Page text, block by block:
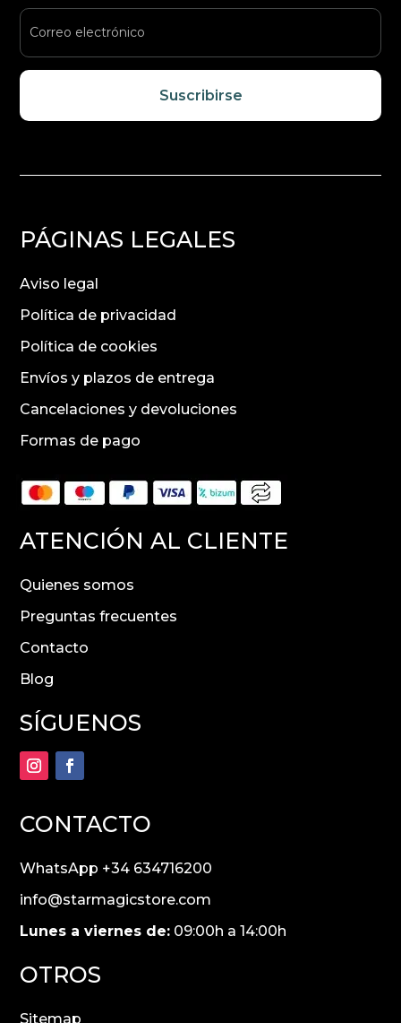
Suscribirse
PÁGINAS LEGALES
Aviso legal
Política de privacidad
Política de cookies
Envíos y plazos de entrega
Cancelaciones y devoluciones
Formas de pago
ATENCIÓN AL CLIENTE
Quienes somos
Preguntas frecuentes
Contacto
Blog
SÍGUENOS
CONTACTO
WhatsApp +34 634716200
info@starmagicstore.com
Lunes a viernes de: 09:00h a 14:00h
OTROS
Sitemap